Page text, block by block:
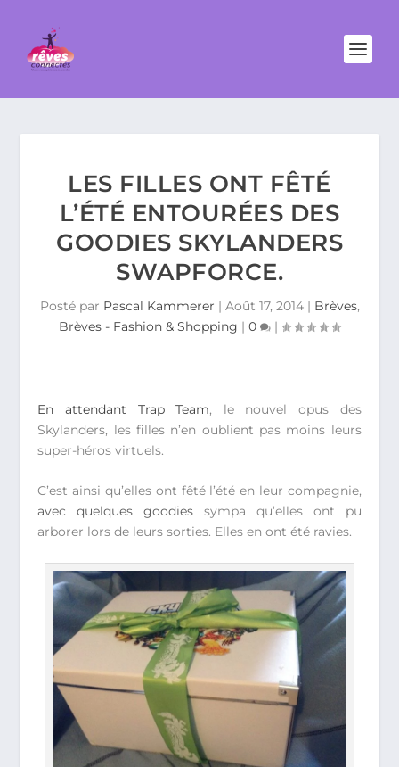
LES FILLES ONT FÊTÉ
L’ÉTÉ ENTOURÉES DES
GOODIES SKYLANDERS
SWAPFORCE.
Posté par Pascal Kammerer | Août 17, 2014| Brèves,
Brèves - Fashion & Shopping | 0 |
En attendant Trap Team, le nouvel opus des
Skylanders, les filles n’en oublient pas moins leurs
super-héros virtuels.
C’est ainsi qu’elles ont fêté l’été en leur compagnie,
avec quelques goodies sympa qu’elles ont pu
arborer lors de leurs sorties. Elles en ont été ravies.